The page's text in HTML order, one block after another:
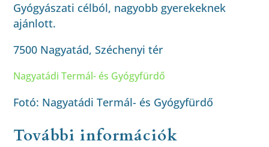
Gyógyászati célból, nagyobb gyerekeknek
ajánlott.
7500 Nagyatád, Széchenyi tér
Nagyatádi Termál- és Gyógyfürdő
Fotó: Nagyatádi Termál- és Gyógyfürdő
További információk